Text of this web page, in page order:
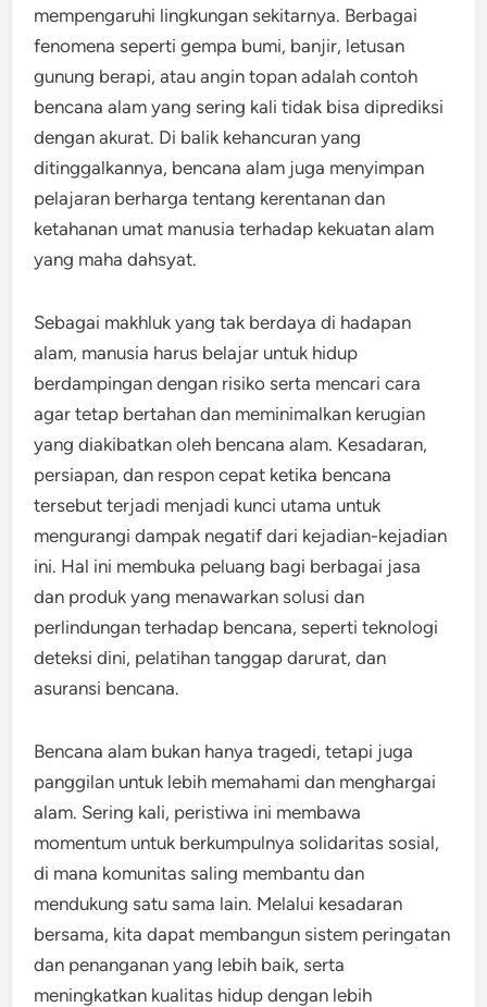
mempengaruhi lingkungan sekitarnya. Berbagai
fenomena seperti gempa bumi, banjir, letusan
gunung berapi, atau angin topan adalah contoh
bencana alam yang sering kali tidak bisa diprediksi
dengan akurat. Di balik kehancuran yang
ditinggalkannya, bencana alam juga menyimpan
pelajaran berharga tentang kerentanan dan
ketahanan umat manusia terhadap kekuatan alam
yang maha dahsyat.
Sebagai makhluk yang tak berdaya di hadapan
alam, manusia harus belajar untuk hidup
berdampingan dengan risiko serta mencari cara
agar tetap bertahan dan meminimalkan kerugian
yang diakibatkan oleh bencana alam. Kesadaran,
persiapan, dan respon cepat ketika bencana
tersebut terjadi menjadi kunci utama untuk
mengurangi dampak negatif dari kejadian-kejadian
ini. Hal ini membuka peluang bagi berbagai jasa
dan produk yang menawarkan solusi dan
perlindungan terhadap bencana, seperti teknologi
deteksi dini, pelatihan tanggap darurat, dan
asuransi bencana.
Bencana alam bukan hanya tragedi, tetapi juga
panggilan untuk lebih memahami dan menghargai
alam. Sering kali, peristiwa ini membawa
momentum untuk berkumpulnya solidaritas sosial,
di mana komunitas saling membantu dan
mendukung satu sama lain. Melalui kesadaran
bersama, kita dapat membangun sistem peringatan
dan penanganan yang lebih baik, serta
meningkatkan kualitas hidup dengan lebih